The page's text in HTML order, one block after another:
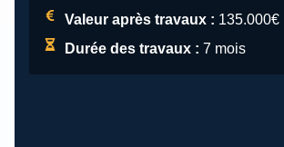
Valeur après travaux : 135.000€
Durée des travaux : 7 mois